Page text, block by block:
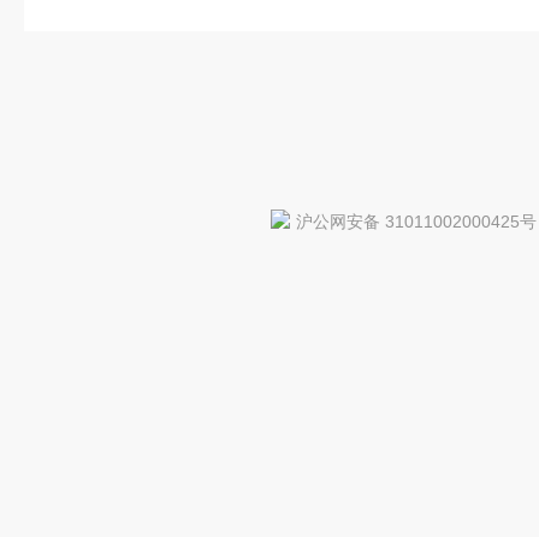
沪公网安备 31011002000425号